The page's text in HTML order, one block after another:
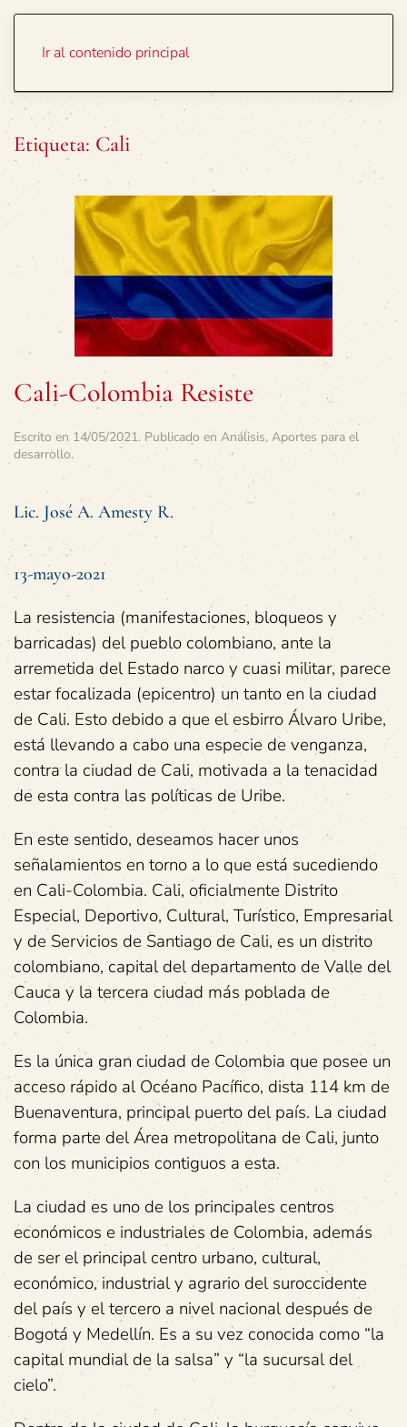
Ir al contenido principal
Etiqueta: Cali
Cali-Colombia Resiste
Escrito en 14/05/2021. Publicado en Análisis, Aportes para el
desarrollo.
Lic. José A. Amesty R.
13-mayo-2021
La resistencia (manifestaciones, bloqueos y
barricadas) del pueblo colombiano, ante la
arremetida del Estado narco y cuasi militar, parece
estar focalizada (epicentro) un tanto en la ciudad
de Cali. Esto debido a que el esbirro Álvaro Uribe,
está llevando a cabo una especie de venganza,
contra la ciudad de Cali, motivada a la tenacidad
de esta contra las políticas de Uribe.
En este sentido, deseamos hacer unos
señalamientos en torno a lo que está sucediendo
en Cali-Colombia. Cali, oficialmente Distrito
Especial, Deportivo, Cultural, Turístico, Empresarial
y de Servicios de Santiago de Cali, es un distrito
colombiano, capital del departamento de Valle del
Cauca y la tercera ciudad más poblada de
Colombia.
Es la única gran ciudad de Colombia que posee un
acceso rápido al Océano Pacífico, dista 114 km de
Buenaventura, principal puerto del país. La ciudad
forma parte del Área metropolitana de Cali, junto
con los municipios contiguos a esta.
La ciudad es uno de los principales centros
económicos e industriales de Colombia, además
de ser el principal centro urbano, cultural,
económico, industrial y agrario del suroccidente
del país y el tercero a nivel nacional después de
Bogotá y Medellín. Es a su vez conocida como “la
capital mundial de la salsa” y “la sucursal del
cielo”.